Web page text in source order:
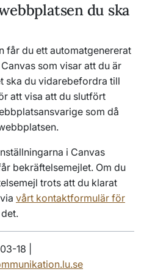
du ska
får du ett automatgenererat
som visar att du är
ska du vidarebefordra till
att visa att du slutfört
som då
i Canvas
bekräftelsemejlet. Om du
trots att du klarat
vårt kontaktformulär för
18 |